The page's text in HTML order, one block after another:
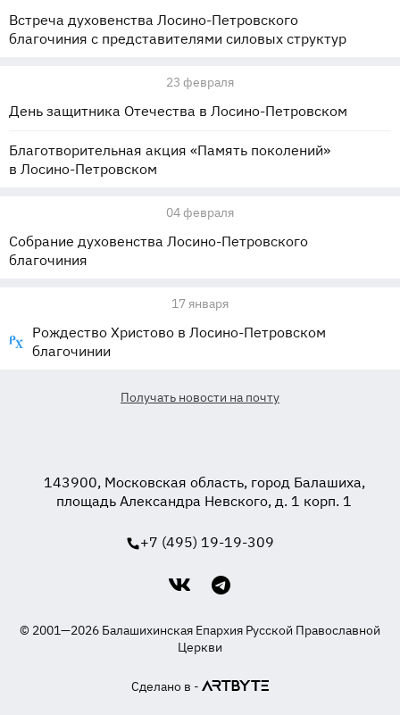
Встреча духовенства Лосино-Петровского
благочиния с представителями силовых структур
23 февраля
День защитника Отечества в Лосино-Петровском
Благотворительная акция «Память поколений»
в Лосино-Петровском
04 февраля
Собрание духовенства Лосино-Петровского
благочиния
17 января
Рождество Христово в Лосино-Петровском
благочинии
Получать новости на почту
143900, Московская область, город Балашиха,
площадь Александра Невского, д. 1 корп. 1
+7 (495) 19-19-309
© 2001—2026 Балашихинская Епархия Русской Православной
Церкви
Сделано в -